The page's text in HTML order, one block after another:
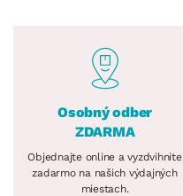
Osobný odber
ZDARMA
Objednajte online a vyzdvihnite
zadarmo na našich výdajných
miestach.